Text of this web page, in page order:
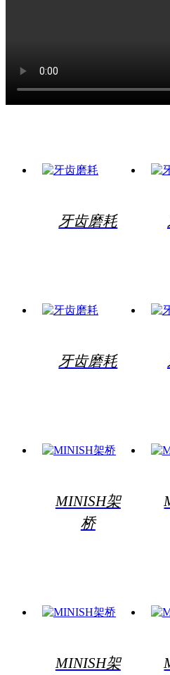
牙齿磨耗
牙齿磨耗
MINISH架
桥
MINISH架